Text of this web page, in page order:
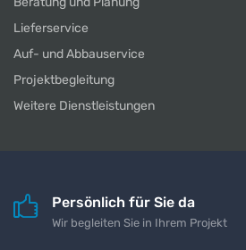
Lieferservice
Auf- und Abbauservice
Projektbegleitung
Weitere Dienstleistungen
Persönlich für Sie da
Wir begleiten Sie in Ihrem Projekt